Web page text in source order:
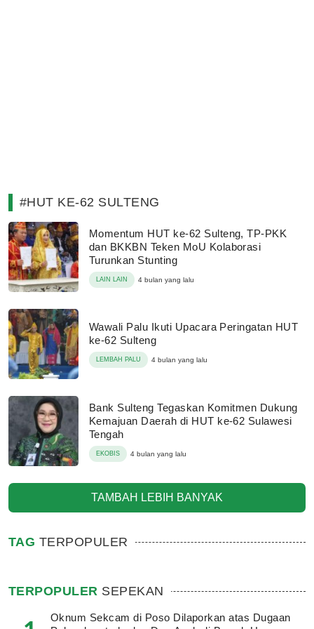
#HUT KE-62 SULTENG
Momentum HUT ke-62 Sulteng, TP-PKK
dan BKKBN Teken MoU Kolaborasi
Turunkan Stunting
LAIN LAIN 4 bulan yang lalu
Wawali Palu Ikuti Upacara Peringatan HUT
ke-62 Sulteng
LEMBAH PALU 4 bulan yang lalu
Bank Sulteng Tegaskan Komitmen Dukung
Kemajuan Daerah di HUT ke-62 Sulawesi
Tengah
EKOBIS 4 bulan yang lalu
TAMBAH LEBIH BANYAK
TAG TERPOPULER
TERPOPULER SEPEKAN
Oknum Sekcam di Poso Dilaporkan atas Dugaan